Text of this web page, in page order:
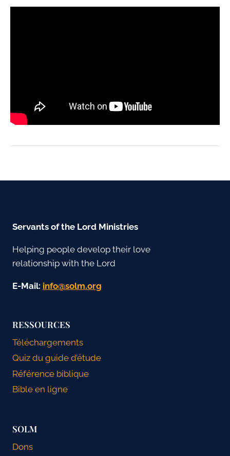
Servants of the Lord Ministries
Helping people develop their love
relationship with the Lord
E-Mail: gro.mlos@ofni
RESSOURCES
Téléchargements
Quiz du guide d’étude
Référence biblique
Bible en ligne
SOLM
Dons